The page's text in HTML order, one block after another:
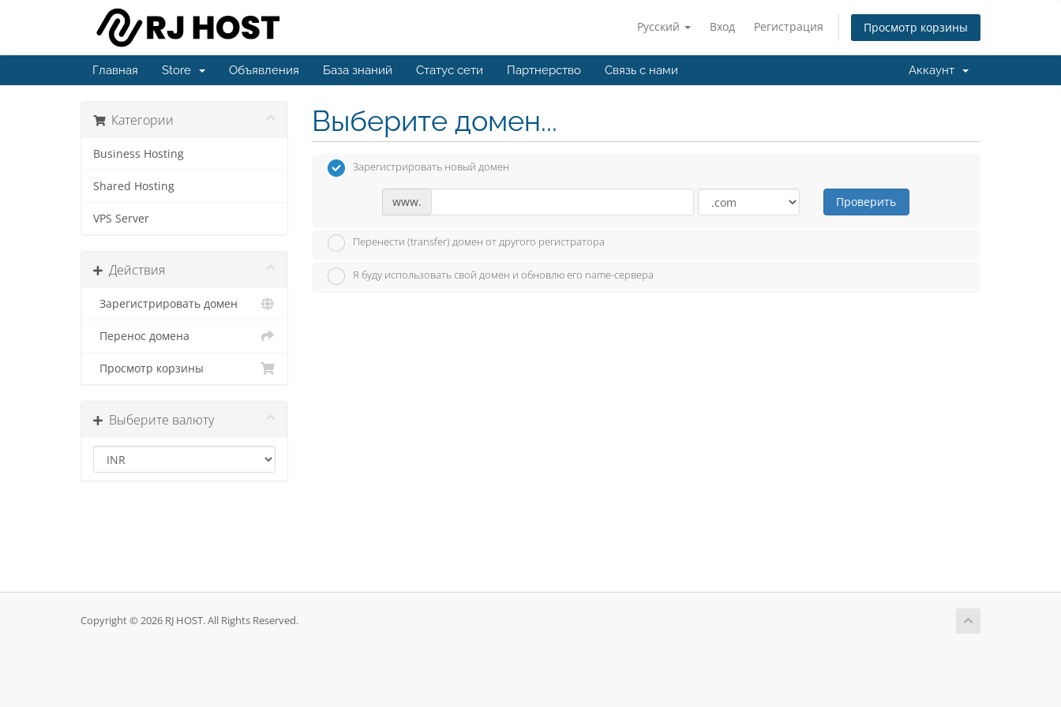
Русский Вход Регистрация Просмотр корзины
Главная Store Объявления База знаний Статус сети Партнерство Связь с нами Аккаунт
Категории
Business Hosting
Shared Hosting
VPS Server
Действия
Зарегистрировать домен
Перенос домена
Просмотр корзины
Выберите валюту
Выберите домен...
Зарегистрировать новый домен
www. Проверить
Перенести (transfer) домен от другого регистратора
Я буду использовать свой домен и обновлю его name-сервера
Copyright © 2026 RJ HOST. All Rights Reserved.